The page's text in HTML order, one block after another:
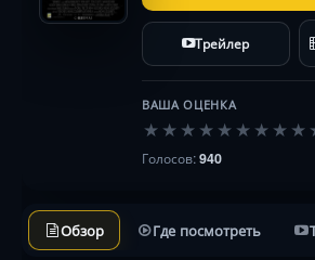
Трейлер
ВАША ОЦЕНКА
★ ★ ★ ★ ★ ★ ★ ★ ★
Голосов:940
Обзор Где посмотреть